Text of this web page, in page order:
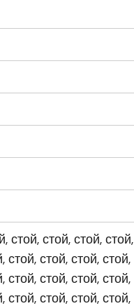
стой, стой, стой, стой,
стой, стой, стой, стой,
стой, стой, стой, стой,
стой, стой, стой, стой,